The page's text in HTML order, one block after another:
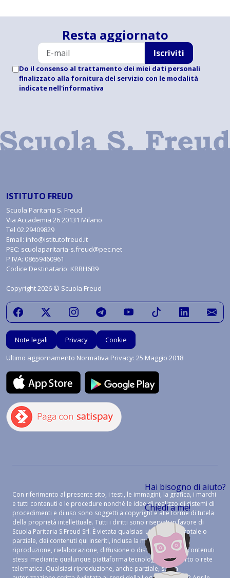
Hai bisogno di aiuto?
Chiedi a me!
Resta aggiornato
Iscriviti
Do il consenso al trattamento dei miei dati personali
finalizzato alla fornitura del servizio con le modalità
indicate nell'informativa
ISTITUTO FREUD
Scuola Paritaria S. Freud
Via Accademia 26 20131 Milano
Tel 02.29409829
Email: info@istitutofreud.it
PEC: scuolaparitaria-s.freud@pec.net
P.IVA: 08659460961
Codice Destinatario: KRRH6B9
Copyright 2026 © Scuola Freud
Note legali Privacy
Cookie
Ultimo aggiornamento Normativa Privacy: 25 Maggio 2018
Con riferimento al presente sito, i testi, le immagini, la grafica, i marchi
e tutti contenuti e le procedure nonché le idee di realizzo di sistemi di
procedimenti e di uso sono soggetti a copyright e alle forme di tutela
della proprietà intellettuale. Tutti i diritti sono riservati in favore di
Scuola Paritaria S.Freud Srl. È vietata qualsiasi utilizzazione, totale o
parziale, dei contenuti qui inseriti, inclusa la memorizzazione,
riproduzione, rielaborazione, diffusione o distribuzione dei contenuti
stessi mediante qualunque piattaforma tecnologica, supporto o rete
telematica. Qualsiasi riproduzione, anche parziale, senza